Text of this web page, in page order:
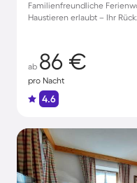
Familienfreundliche
Haustieren erlaubt – Ihr
ab 86 €
pro Nacht
4.6